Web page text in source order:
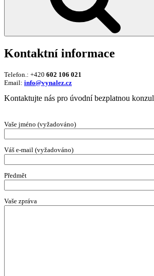
Kontaktní informace
Telefon.: +420 602 106 021
Email: info@vynalez.cz
Kontaktujte nás pro úvodní bezplatnou
Vaše jméno (vyžadováno)
Váš e-mail (vyžadováno)
Předmět
Vaše zpráva